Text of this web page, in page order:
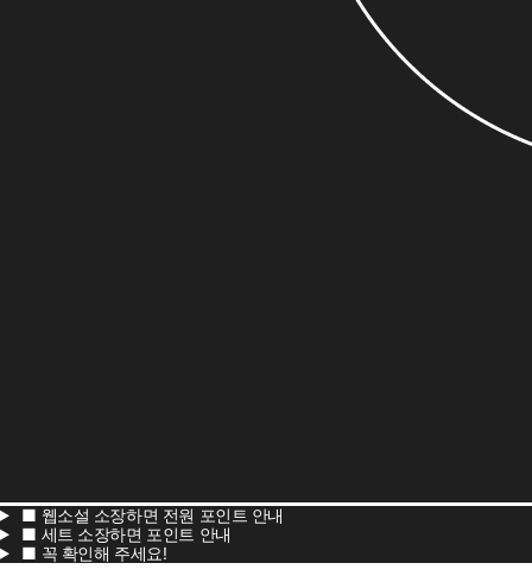
■ 웹소설 소장하면 전원 포인트 안내
■ 세트 소장하면 포인트 안내
■ 꼭 확인해 주세요!